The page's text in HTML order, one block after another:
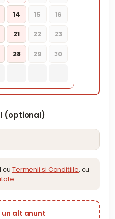
14 15 16
21 22 23
28 29 30
(optional)
cu Termenii și Condițiile, cu
.
alt anunt